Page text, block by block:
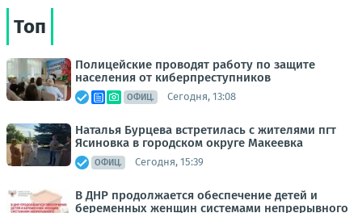
Топ
Полицейские проводят работу по защите
населения от киберпреступников
ОФИЦ. Сегодня, 13:08
Наталья Бурцева встретилась с жителями пгт
Ясиновка в городском округе Макеевка
ОФИЦ. Сегодня, 15:39
В ДНР продолжается обеспечение детей и
беременных женщин системами непрерывного